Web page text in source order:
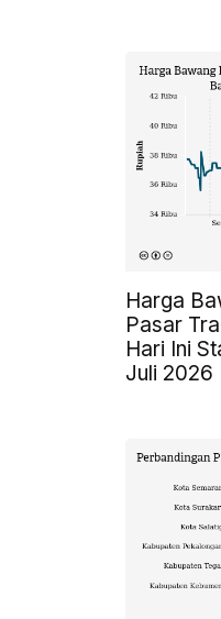
Harga
Pasar
Hari Ini
Juli 2026